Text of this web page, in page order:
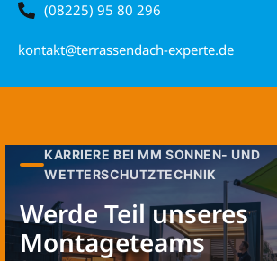
(08225) 95 80 296
kontakt@terrassendach-experte.de
KARRIERE BEI MM SONNEN- UND
WETTERSCHUTZTECHNIK
Werde Teil unseres
Montageteams